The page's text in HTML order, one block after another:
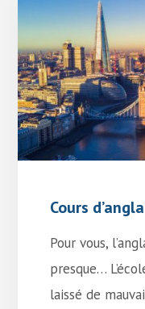
Cours
Pour vous,
presque…
laissé de